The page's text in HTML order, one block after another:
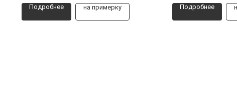
Подробнее на примерку Подробнее